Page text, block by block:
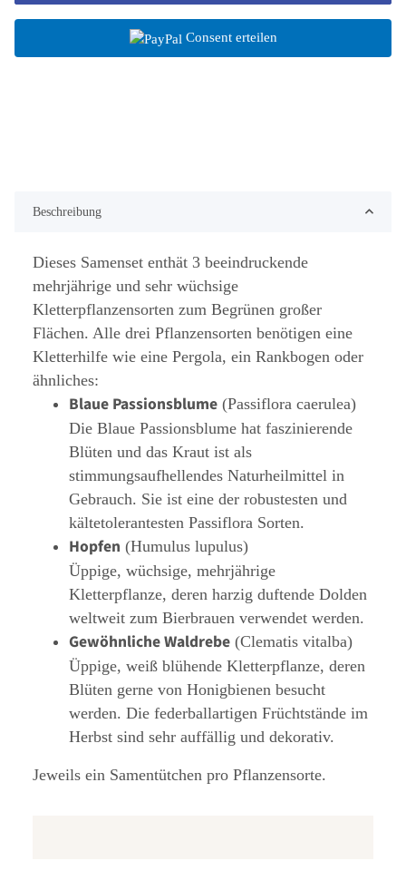
Consent erteilen
Beschreibung
Dieses Samenset enthät 3 beeindruckende
mehrjährige und sehr wüchsige
Kletterpflanzensorten zum Begrünen großer
Flächen. Alle drei Pflanzensorten benötigen eine
Kletterhilfe wie eine Pergola, ein Rankbogen oder
ähnliches:
Blaue Passionsblume (Passiflora caerulea)
Die Blaue Passionsblume hat faszinierende
Blüten und das Kraut ist als
stimmungsaufhellendes Naturheilmittel in
Gebrauch. Sie ist eine der robustesten und
kältetolerantesten Passiflora Sorten.
Hopfen (Humulus lupulus)
Üppige, wüchsige, mehrjährige
Kletterpflanze, deren harzig duftende Dolden
weltweit zum Bierbrauen verwendet werden.
Gewöhnliche Waldrebe (Clematis vitalba)
Üppige, weiß blühende Kletterpflanze, deren
Blüten gerne von Honigbienen besucht
werden. Die federballartigen Früchtstände im
Herbst sind sehr auffällig und dekorativ.
Jeweils ein Samentütchen pro Pflanzensorte.